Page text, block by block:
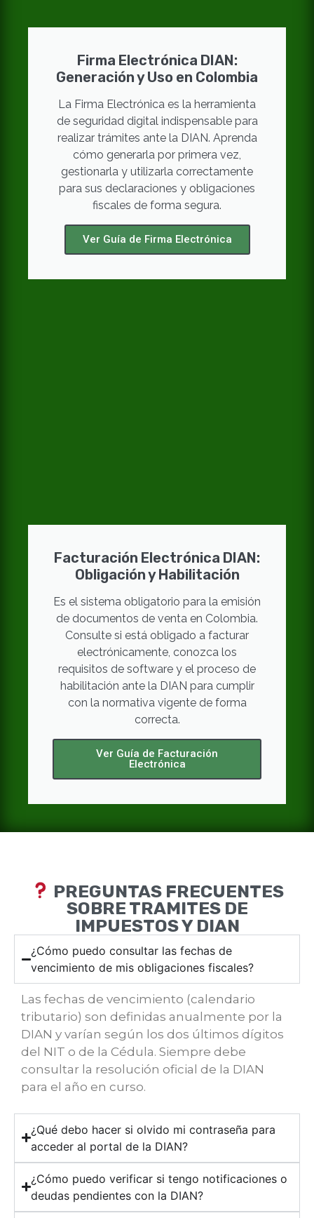
Firma Electrónica DIAN:
Generación y Uso en Colombia
La Firma Electrónica es la herramienta
de seguridad digital indispensable para
realizar trámites ante la DIAN. Aprenda
cómo generarla por primera vez,
gestionarla y utilizarla correctamente
para sus declaraciones y obligaciones
fiscales de forma segura.
Ver Guía de Firma Electrónica
Facturación Electrónica DIAN:
Obligación y Habilitación
Es el sistema obligatorio para la emisión
de documentos de venta en Colombia.
Consulte si está obligado a facturar
electrónicamente, conozca los
requisitos de software y el proceso de
habilitación ante la DIAN para cumplir
con la normativa vigente de forma
correcta.
Ver Guía de Facturación
Electrónica
PREGUNTAS FRECUENTES
SOBRE TRAMITES DE
IMPUESTOS Y DIAN
¿Cómo puedo consultar las fechas de
vencimiento de mis obligaciones fiscales?
Las fechas de vencimiento (calendario
tributario) son definidas anualmente por la
DIAN y varían según los dos últimos dígitos
del NIT o de la Cédula. Siempre debe
consultar la resolución oficial de la DIAN
para el año en curso.
¿Qué debo hacer si olvido mi contraseña para
acceder al portal de la DIAN?
¿Cómo puedo verificar si tengo notificaciones o
deudas pendientes con la DIAN?